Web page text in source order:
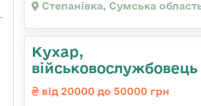
Степанівка, Сумська
Кухар,
військовослужбовець
від 20000 до 50000 грн